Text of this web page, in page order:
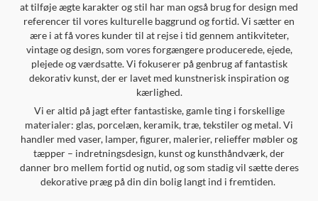
at tilføje ægte karakter og stil har man også brug for design med
referencer til vores kulturelle baggrund og fortid. Vi sætter en
ære i at få vores kunder til at rejse i tid gennem antikviteter,
vintage og design, som vores forgængere producerede, ejede,
plejede og værdsatte. Vi fokuserer på genbrug af fantastisk
dekorativ kunst, der er lavet med kunstnerisk inspiration og
kærlighed.
Vi er altid på jagt efter fantastiske, gamle ting i forskellige
materialer: glas, porcelæn, keramik, træ, tekstiler og metal. Vi
handler med vaser, lamper, figurer, malerier, relieffer møbler og
tæpper – indretningsdesign, kunst og kunsthåndværk, der
danner bro mellem fortid og nutid, og som stadig vil sætte deres
dekorative præg på din din bolig langt ind i fremtiden.